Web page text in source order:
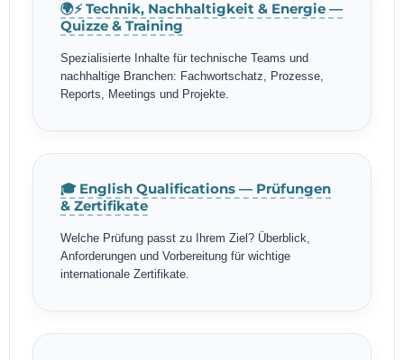
🌍⚡ Technik, Nachhaltigkeit & Energie —
Quizze & Training
Spezialisierte Inhalte für technische Teams und
nachhaltige Branchen: Fachwortschatz, Prozesse,
Reports, Meetings und Projekte.
🎓 English Qualifications — Prüfungen
& Zertifikate
Welche Prüfung passt zu Ihrem Ziel? Überblick,
Anforderungen und Vorbereitung für wichtige
internationale Zertifikate.